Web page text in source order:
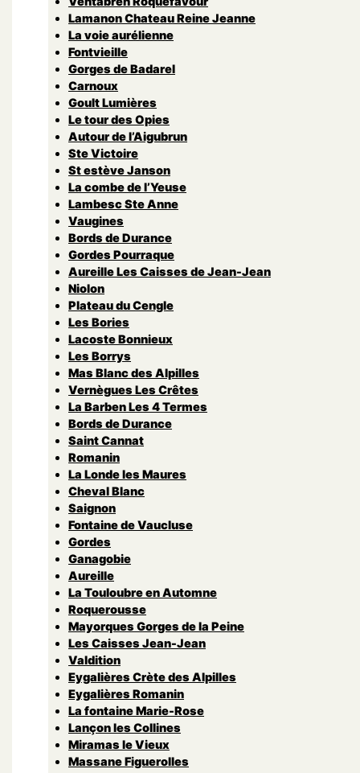
Lamanon Chateau Reine Jeanne
La voie aurélienne
Fontvieille
Gorges de Badarel
Carnoux
Goult Lumières
Le tour des Opies
Autour de l’Aigubrun
Ste Victoire
St estève Janson
La combe de l’Yeuse
Lambesc Ste Anne
Vaugines
Bords de Durance
Gordes Pourraque
Aureille Les Caisses de Jean-Jean
Niolon
Plateau du Cengle
Les Bories
Lacoste Bonnieux
Les Borrys
Mas Blanc des Alpilles
Vernègues Les Crêtes
La Barben Les 4 Termes
Bords de Durance
Saint Cannat
Romanin
La Londe les Maures
Cheval Blanc
Saignon
Fontaine de Vaucluse
Gordes
Ganagobie
Aureille
La Touloubre en Automne
Roquerousse
Mayorques Gorges de la Peine
Les Caisses Jean-Jean
Valdition
Eygalières Crète des Alpilles
Eygalières Romanin
La fontaine Marie-Rose
Lançon les Collines
Miramas le Vieux
Massane Figuerolles